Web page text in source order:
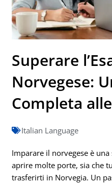
Superare
Norvegese:
Completa
Italian Language
Imparare il norvegese è
aprire molte porte, sia che
trasferirti in Norvegia. Un